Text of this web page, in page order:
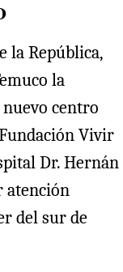
la República,
la
centro
Vivir
Dr. Hernán
atención
del sur de